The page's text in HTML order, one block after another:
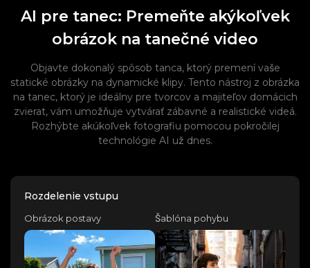
AI pre tanec: Premeňte akýkoľvek
obrázok na tanečné video
Objavte dokonalý spôsob tanca, ktorý premení vaše
statické obrázky na dynamické klipy. Tento nástroj z obrázka
na tanec, ktorý je ideálny pre tvorcov a majiteľov domácich
zvierat, vám umožňuje vytvárať zábavné a realistické videá.
Rozhýbte akúkoľvek fotografiu pomocou pokročilej
technológie AI už dnes.
Rozdelenie vstupu
Obrázok postavy Šablóna pohybu